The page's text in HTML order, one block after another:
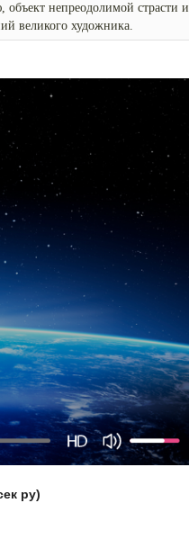
непреодолимой страсти и
великого художника.
ру)